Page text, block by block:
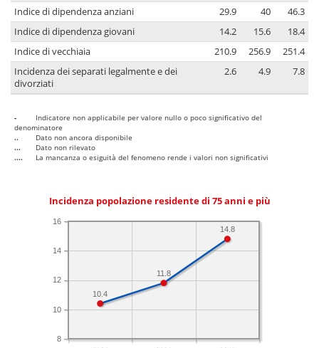
Indice di dipendenza anziani 29.9 40
46.3
Indice di dipendenza giovani
14.2 15.6
18.4
Indice di vecchiaia
210.9 256.9
251.4
Incidenza dei separati legalmente e dei
divorziati
2.6 4.9 7.8
-
Indicatore non applicabile per valore nullo o poco significativo del
denominatore
..
Dato non ancora disponibile
...
Dato non rilevato
....
La mancanza o esiguità del fenomeno rende i valori non significativi
Incidenza popolazione residente di 75 anni e più
8
10
12
14
16
14.8
11.8
10.4